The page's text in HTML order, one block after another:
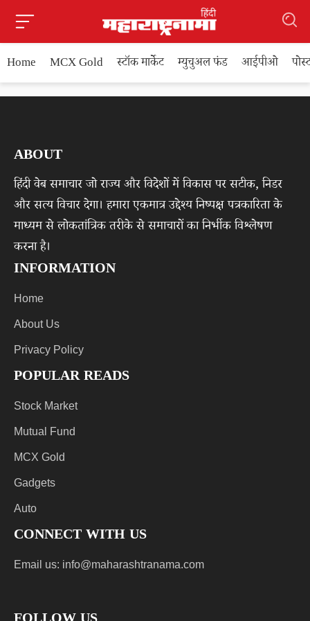
Home MCX Gold स्टॉक मार्केट म्युचुअल फंड आईपीओ
ABOUT
हिंदी वेब समाचार जो राज्य और विदेशों में विकास पर सटीक, निडर
और सत्य विचार देगा। हमारा एकमात्र उद्देश्य निष्पक्ष पत्रकारिता के
माध्यम से लोकतांत्रिक तरीके से समाचारों का निर्भीक विश्लेषण
करना है।
INFORMATION
Home
About Us
Privacy Policy
POPULAR READS
Stock Market
Mutual Fund
MCX Gold
Gadgets
Auto
CONNECT WITH US
Email us: info@maharashtranama.com